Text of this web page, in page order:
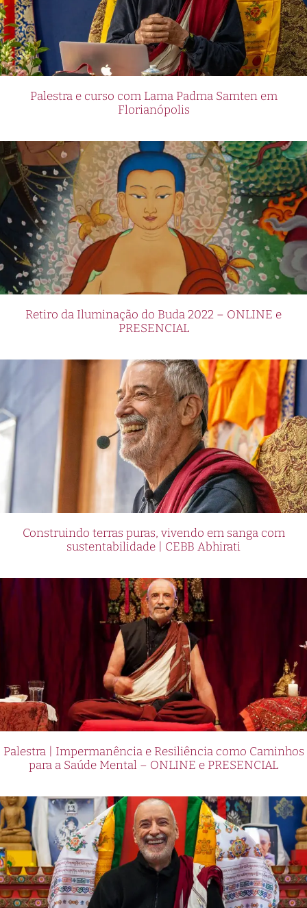
Palestra e curso com Lama Padma Samten em
Florianópolis
Retiro da Iluminação do Buda 2022 – ONLINE e
PRESENCIAL
Construindo terras puras, vivendo em sanga com
sustentabilidade | CEBB Abhirati
Palestra | Impermanência e Resiliência como Caminhos
para a Saúde Mental – ONLINE e PRESENCIAL